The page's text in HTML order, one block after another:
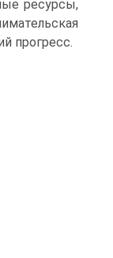
ресурсы,
прогресс.